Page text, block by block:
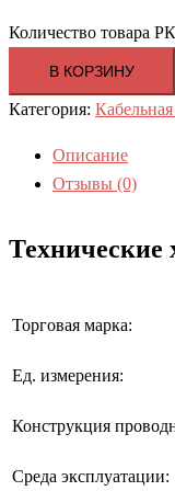
Количество товара
В КОРЗИНУ
Категория:
Описание
Отзывы (0)
Технические
Торговая марка:
Ед. измерения:
Конструкция
Среда эксплуатации: